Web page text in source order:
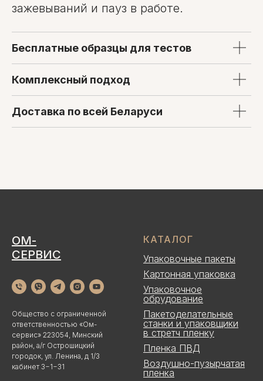
зажевываний и пауз в работе.
Бесплатные образцы для тестов
Комплексный подход
Доставка по всей Беларуси
ОМ-
СЕРВИС
Общество с ограниченной
ответственностью «Ом-
сервис» 223054, Минский
район, а/г Острошицкий
городок, ул. Ленина, д 1/3
кабинет 3−1−31
КАТАЛОГ
Упаковочные пакеты
Картонная упаковка
Упаковочное
обрудование
Пакетоделательные
станки и упаковщики
в стретч пленку
Пленка ПВД
Воздушно-пузырчатая
пленка